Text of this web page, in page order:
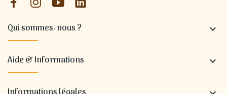
Qui sommes-nous ? 
Aide & Informations 